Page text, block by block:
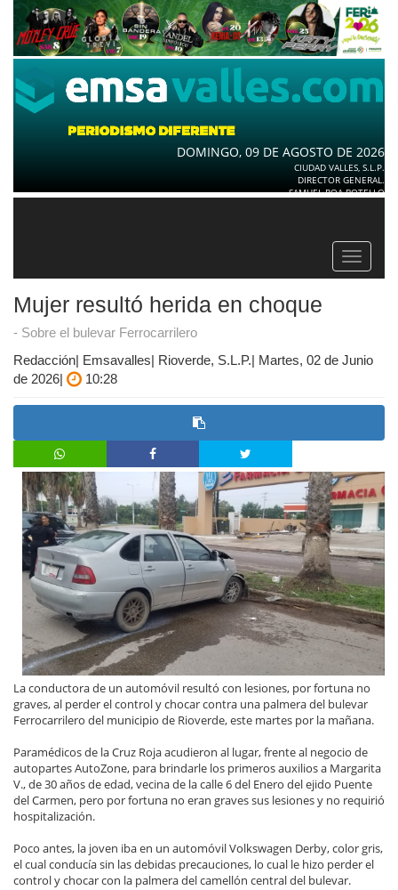
DOMINGO, 09 DE AGOSTO DE 2026
CIUDAD VALLES, S.L.P.
DIRECTOR GENERAL.
SAMUEL ROA BOTELLO
Toggle
Mujer resultó herida en choque
- Sobre el bulevar Ferrocarrilero
Redacción| Emsavalles| Rioverde, S.L.P.| Martes, 02 de Junio
de 2026|
10:28
La conductora de un automóvil resultó con lesiones, por fortuna no
graves, al perder el control y chocar contra una palmera del bulevar
Ferrocarrilero del municipio de Rioverde, este martes por la mañana.
Paramédicos de la Cruz Roja acudieron al lugar, frente al negocio de
autopartes AutoZone, para brindarle los primeros auxilios a Margarita
V., de 30 años de edad, vecina de la calle 6 del Enero del ejido Puente
del Carmen, pero por fortuna no eran graves sus lesiones y no requirió
hospitalización.
Poco antes, la joven iba en un automóvil Volkswagen Derby, color gris,
el cual conducía sin las debidas precauciones, lo cual le hizo perder el
control y chocar con la palmera del camellón central del bulevar.